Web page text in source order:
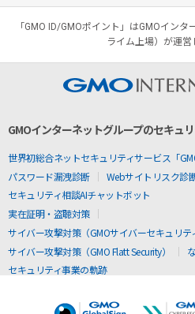
「GMO ID/GMOポイント」はGMOイン
ライム上場）が運営
GMOインターネットグループのセキュ
世界初総合ネットセキュリティサービス「
パスワード漏洩診断
Webサイトリスク診
セキュリティ相談AIチャットボット
実在証明・盗聴対策
サイバー攻撃対策（GMOサイバーセキュリテ
サイバー攻撃対策（GMO Flatt Security）
セキュリティ事業の軌跡